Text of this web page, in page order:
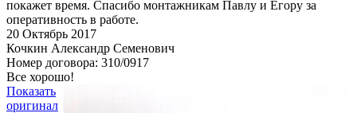
покажет время. Спасибо монтажникам Павлу и Егору за
оперативность в работе.
20 Октябрь 2017
Кочкин Александр Семенович
Номер договора: 310/0917
Все хорошо!
Показать
оригинал